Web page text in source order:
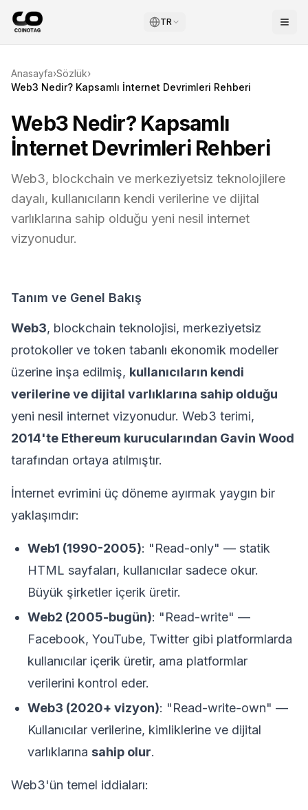
TR
Anasayfa›Sözlük›
Web3 Nedir? Kapsamlı İnternet Devrimleri Rehberi
Web3 Nedir? Kapsamlı
İnternet Devrimleri Rehberi
Web3, blockchain ve merkeziyetsiz teknolojilere
dayalı, kullanıcıların kendi verilerine ve dijital
varlıklarına sahip olduğu yeni nesil internet
vizyonudur.
Tanım ve Genel Bakış
Web3, blockchain teknolojisi, merkeziyetsiz
protokoller ve token tabanlı ekonomik modeller
üzerine inşa edilmiş, kullanıcıların kendi
verilerine ve dijital varlıklarına sahip olduğu
yeni nesil internet vizyonudur. Web3 terimi,
2014'te Ethereum kurucularından Gavin Wood
tarafından ortaya atılmıştır.
İnternet evrimini üç döneme ayırmak yaygın bir
yaklaşımdır:
Web1 (1990-2005): "Read-only" — statik
HTML sayfaları, kullanıcılar sadece okur.
Büyük şirketler içerik üretir.
Web2 (2005-bugün): "Read-write" —
Facebook, YouTube, Twitter gibi platformlarda
kullanıcılar içerik üretir, ama platformlar
verilerini kontrol eder.
Web3 (2020+ vizyon): "Read-write-own" —
Kullanıcılar verilerine, kimliklerine ve dijital
varlıklarına sahip olur.
Web3'ün temel iddiaları: